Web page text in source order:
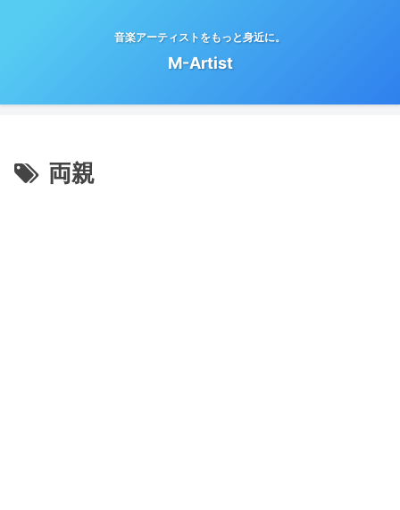
音楽アーティストをもっと身近に。
M-Artist
両親